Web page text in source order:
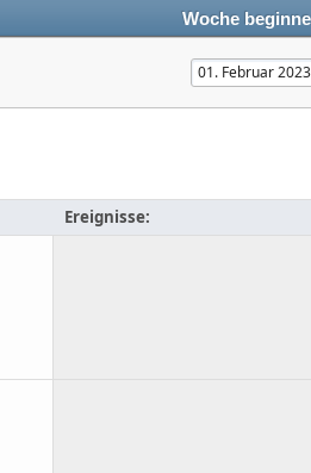
Woche
Ereignisse: